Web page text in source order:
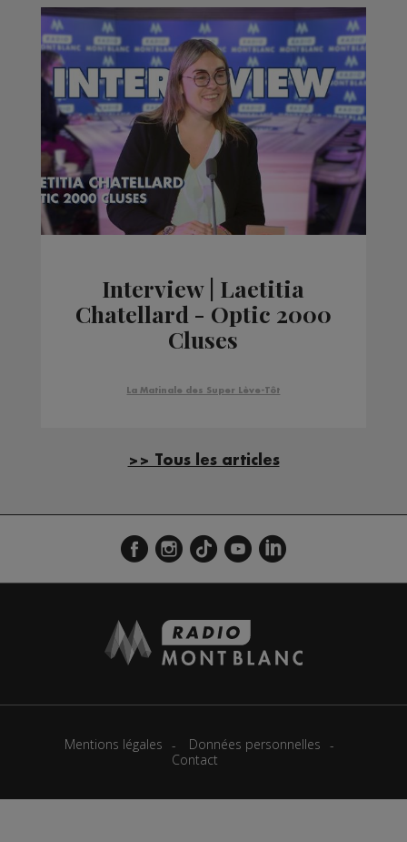
Interview | Laetitia
Chatellard - Optic 2000
Cluses
La Matinale des Super Lève-Tôt
>> Tous les articles
Mentions légales
Données personnelles
Contact